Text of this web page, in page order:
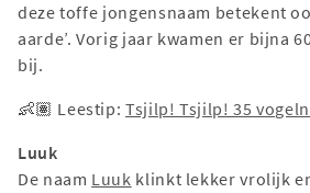
deze toffe jongensnaam betekent
aarde’. Vorig jaar kwamen er bijna
bij.
👶🏽 Leestip:Tsjilp! Tsjilp! 35
Luuk
De naam Luuk klinkt lekker vrolijk